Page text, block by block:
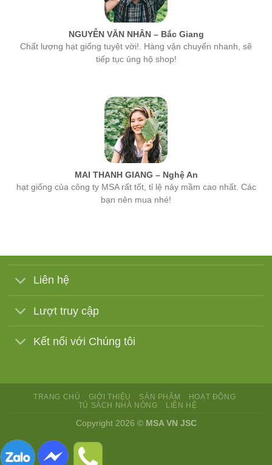
NGUYỄN VĂN NHÂN – Bắc Giang
Chất lượng hạt giống tuyệt vời!. Hàng vận chuyển nhanh, sẽ
tiếp tục ủng hộ shop!
MAI THANH GIANG – Nghệ An
hạt giống của công ty MSA rất tốt, tỉ lệ nảy mầm cao nhất. Các
bạn nên mua nhé!
Liên hệ
Lượt truy cập
Kết nối với Chúng tôi
TRANG CHỦ GIỚI THIỆU SẢN PHẨM
HOẠT ĐỘNG
TỦ SÁCH NHÀ NÔNG
LIÊN HỆ
Copyright 2026 © MSA VN JSC